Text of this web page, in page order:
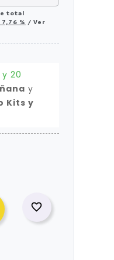
total
7,76 % / Ver
y 20
y
Kits y
